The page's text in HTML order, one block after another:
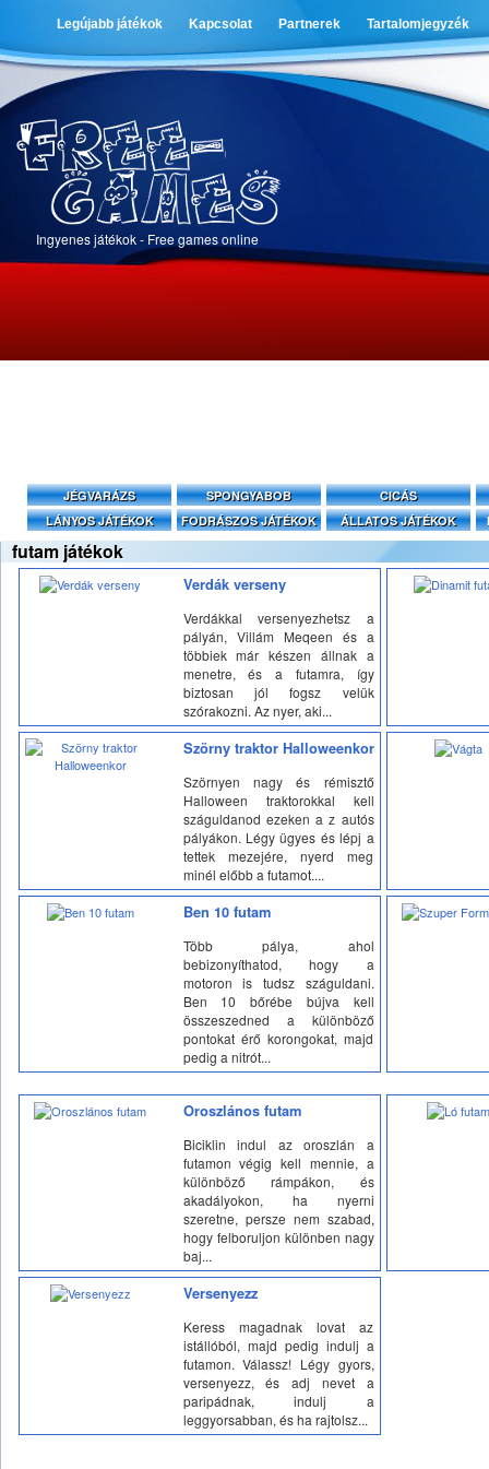
Legújabb játékok Kapcsolat Partnerek Tartalomjegyzék
Ingyenes játékok - Free games online
JÉGVARÁZS SPONGYABOB
CICÁS
LÁNYOS JÁTÉKOK
FODRÁSZOS JÁTÉKOK ÁLLATOS JÁTÉKOK
futam játékok
Verdák verseny
Verdákkal versenyezhetsz a
pályán, Villám Meqeen és a
többiek már készen állnak a
menetre, és a futamra, így
biztosan jól fogsz velük
szórakozni. Az nyer, aki...
Szörny traktor Halloweenkor
Szörnyen nagy és rémisztő
Halloween traktorokkal kell
száguldanod ezeken a z autós
pályákon. Légy ügyes és lépj a
tettek mezejére, nyerd meg
minél előbb a futamot....
Ben 10 futam
Több pálya, ahol
bebizonyíthatod, hogy a
motoron is tudsz száguldani.
Ben 10 bőrébe bújva kell
összeszedned a különböző
pontokat érő korongokat, majd
pedig a nitrót...
Oroszlános futam
Biciklin indul az oroszlán a
futamon végig kell mennie, a
különböző rámpákon, és
akadályokon, ha nyerni
szeretne, persze nem szabad,
hogy felboruljon különben nagy
baj...
Versenyezz
Keress magadnak lovat az
istállóból, majd pedig indulj a
futamon. Válassz! Légy gyors,
versenyezz, és adj nevet a
paripádnak, indulj a
leggyorsabban, és ha rajtolsz...